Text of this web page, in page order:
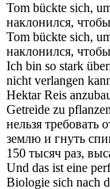
Tom bückte sich,
наклонился,
Tom bückte sich,
наклонился,
Ich bin so stark
nicht verlangen
Hektar Reis
Getreide zu
нельзя требовать
землю и гнуть
150 тысяч раз,
Und das ist eine
Biologie sich nach